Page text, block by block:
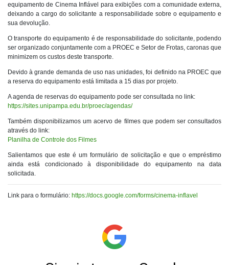
equipamento de Cinema Inflável para exibições com a comunidade externa,
deixando a cargo do solicitante a responsabilidade sobre o equipamento e
sua devolução.
O transporte do equipamento é de responsabilidade do solicitante, podendo
ser organizado conjuntamente com a PROEC e Setor de Frotas, caronas que
minimizem os custos deste transporte.
Devido à grande demanda de uso nas unidades, foi definido na PROEC que
a reserva do equipamento está limitada a 15 dias por projeto.
A agenda de reservas do equipamento pode ser consultada no link:
https://sites.unipampa.edu.br/proec/agendas/
Também disponibilizamos um acervo de filmes que podem ser consultados
através do link:
Planilha de Controle dos Filmes
Salientamos que este é um formulário de solicitação e que o empréstimo
ainda está condicionado à disponibilidade do equipamento na data
solicitada.
Link para o formulário: https://docs.google.com/forms/cinema-inflavel